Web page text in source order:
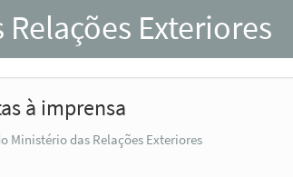
Exteriores
à imprensa
Ministério das Relações Exteriores